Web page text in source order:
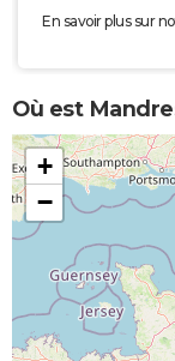
En savoir plus sur
Où est
+
−